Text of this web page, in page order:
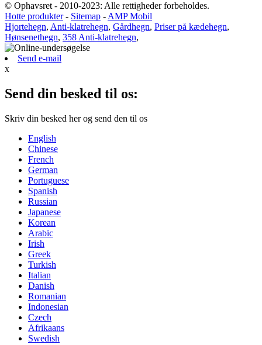
© Ophavsret - 2010-2023: Alle rettigheder forbeholdes.
Hotte produkter- Sitemap - AMP Mobil
Hjortehegn, Anti-klatrehegn, Gårdhegn, Priser på kædehegn,
Hønsenethegn, 358 Anti-klatrehegn,
Send e-mail
x
Send din besked til os:
Skriv din besked her og send den til os
English
Chinese
French
German
Portuguese
Spanish
Russian
Japanese
Korean
Arabic
Irish
Greek
Turkish
Italian
Danish
Romanian
Indonesian
Czech
Afrikaans
Swedish